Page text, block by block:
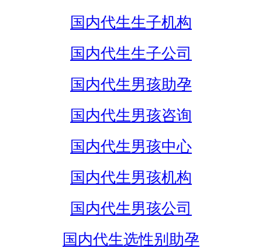
国内代生生子机构
国内代生生子公司
国内代生男孩助孕
国内代生男孩咨询
国内代生男孩中心
国内代生男孩机构
国内代生男孩公司
国内代生选性别助孕